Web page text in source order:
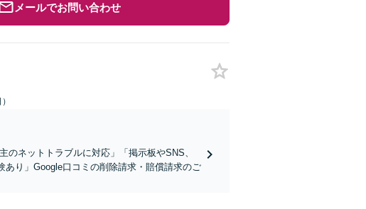
メールでお問い合わせ
のネットトラブルに対応」「掲示板やSNS、
り」Google口コミの削除請求・賠償請求のご